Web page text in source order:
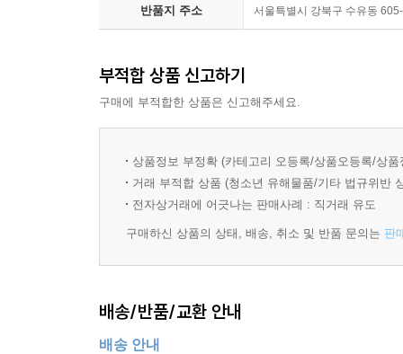
반품지 주소 서울특별시 강북구 수유동
부적합 상품 신고하기
구매에 부적합한 상품은 신고해주세요.
상품정보 부정확 (카테고리 오등록/상품오등록/상
거래 부적합 상품 (청소년 유해물품/기타 법규위반
전자상거래에 어긋나는 판매사례 : 직거래 유도
구매하신 상품의 상태, 배송, 취소 및 반품 문의는 판
배송/반품/교환 안내
배송 안내